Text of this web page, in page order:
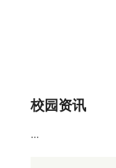
校园资讯
...